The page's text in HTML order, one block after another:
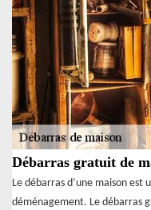
Débarras gratuit de
Le débarras d’une maison
déménagement. Le débarras